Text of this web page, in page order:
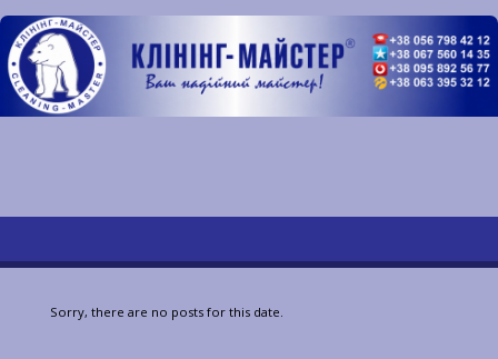
Sorry, there are no posts for this date.